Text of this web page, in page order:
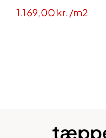
1.169,00 kr. /m2